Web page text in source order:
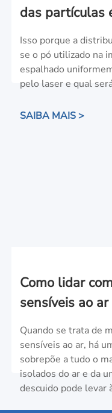
das partículas
impressão 3D
Isso porque a
se o pó utilizado na
espalhado
pelo laser e qual
SAIBA MAIS >
Como lidar
sensíveis ao ar
Quando se trata de
sensíveis ao ar, há
sobrepõe a tudo o
isolados do ar e da
descuido pode levar